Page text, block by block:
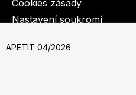
APETIT 04/2026
Cookies zásady
Nastavení soukromí
© 2003-2026 BurdaMedia Extra s.r.o.